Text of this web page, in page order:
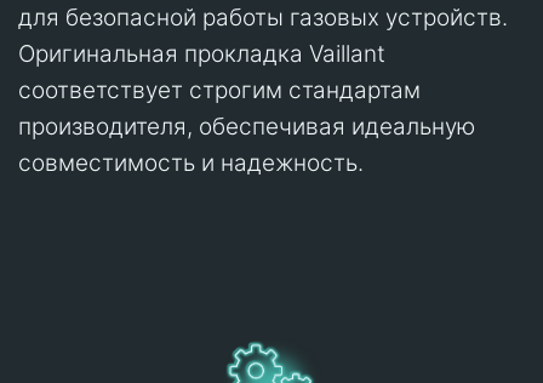
для безопасной работы газовых устройств.
Оригинальная прокладка Vaillant
соответствует строгим стандартам
производителя, обеспечивая идеальную
совместимость и надежность.